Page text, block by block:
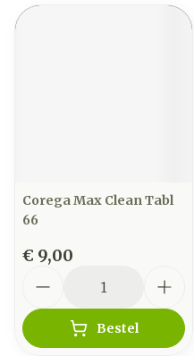
Corega Max Clean Tabl
66
€ 9,00
Bestel